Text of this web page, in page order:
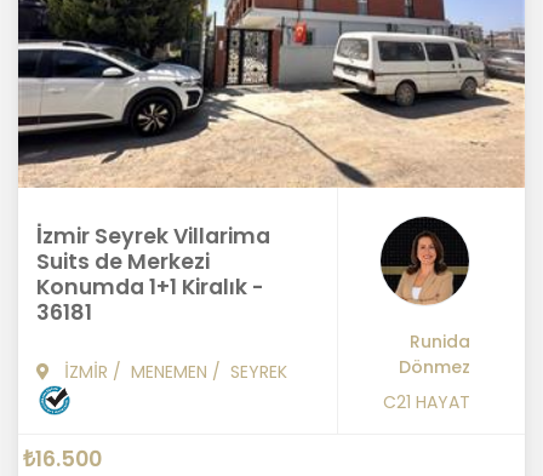
İzmir Seyrek Villarima
Suits de Merkezi
Konumda 1+1 Kiralık -
36181
İZMİR / MENEMEN / SEYREK
Runida
Dönmez
C21 HAYAT
₺16.500